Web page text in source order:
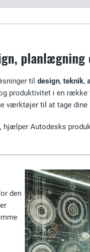
til design, teknik,
i en række
værktøjer til at tage
Autodesks
den